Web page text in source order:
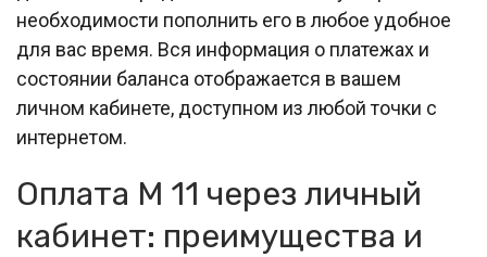
необходимости пополнить его в любое удобное
для вас время. Вся информация о платежах и
состоянии баланса отображается в вашем
личном кабинете, доступном из любой точки с
интернетом.
Оплата М 11 через личный
кабинет: преимущества и